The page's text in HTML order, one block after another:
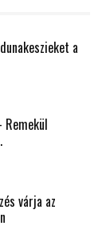
a
Remekül
várja az